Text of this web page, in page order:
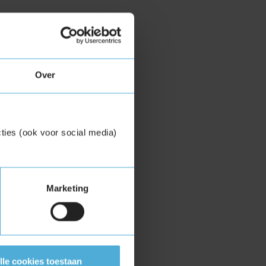
Over
(ook voor social media)
Marketing
cookies toestaan